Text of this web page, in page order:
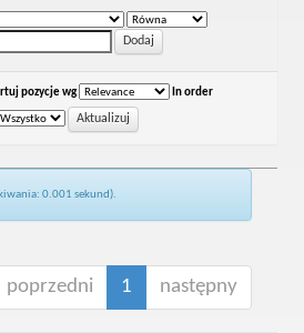
pozycje wg In order
0.001 sekund).
poprzedni 1 następny